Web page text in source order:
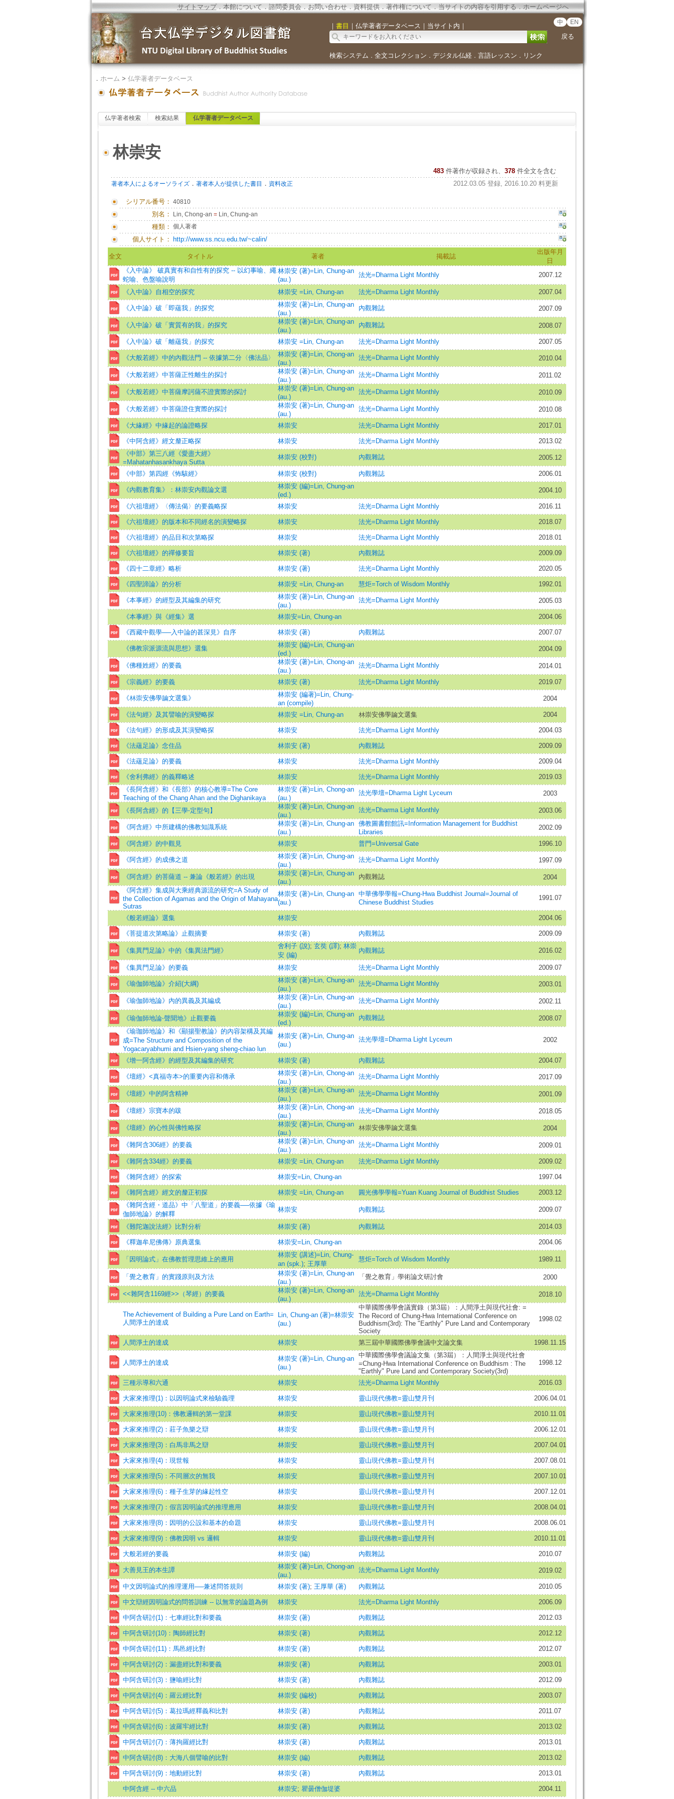
サイトマップ．本館について．諮問委員会． お問い合わせ． 資料提供．著作権について．当サイトの内容を引用する．ホームページへ
｜ 書目 ｜ 仏学著者データベース ｜ 当サイト内 ｜ 中 EN
戻る
検索システム ． 全文コレクション ． デジタル仏経． 言語レッスン ． リンク
． ホーム > 仏学著者データベース
仏学著者検索 検索結果 仏学著者データベース
林崇安
483 件著作が収録され、 378件全文を含む
著者本人によるオーソライズ． 著者本人が提供した書目 ． 資料改正 2012.03.05 登録, 2016.10.20 料更新
シリアル番号： 40810
別名： Lin, Chong-an =Lin, Chung-an
種類： 個人著者
個人サイト： http://www.ss.ncu.edu.tw/~calin/
全文 タイトル 著者 掲載誌
出版年月
日
《入中論》 破真實有和自性有的探究 -- 以幻事喻、繩
蛇喻、色盤喻說明
林崇安 (著)=Lin, Chung-an
(au.)
法光=Dharma Light Monthly 2007.12
《入中論》自相空的探究 林崇安 =Lin, Chung-an 法光=Dharma Light Monthly 2007.04
《入中論》破「即蘊我」的探究
林崇安 (著)=Lin, Chung-an
(au.)
內觀雜誌 2007.09
《入中論》破「實質有的我」的探究
林崇安 (著)=Lin, Chung-an
(au.)
內觀雜誌 2008.07
《入中論》破「離蘊我」的探究 林崇安 =Lin, Chung-an 法光=Dharma Light Monthly 2007.05
《大般若經》中的內觀法門 -- 依據第二分〈佛法品〉
林崇安 (著)=Lin, Chong-an
(au.)
法光=Dharma Light Monthly 2010.04
《大般若經》中菩薩正性離生的探討
林崇安 (著)=Lin, Chung-an
(au.)
法光=Dharma Light Monthly 2011.02
《大般若經》中菩薩摩訶薩不證實際的探討
林崇安 (著)=Lin, Chung-an
(au.)
法光=Dharma Light Monthly 2010.09
《大般若經》中菩薩證住實際的探討
林崇安 (著)=Lin, Chung-an
(au.)
法光=Dharma Light Monthly 2010.08
《大緣經》中緣起的論證略探 林崇安 法光=Dharma Light Monthly 2017.01
《中阿含經》經文釐正略探 林崇安 法光=Dharma Light Monthly
2013.02
《中部》第三八經《愛盡大經》
=Mahatanhasankhaya Sutta
林崇安 (校對) 內觀雜誌 2005.12
《中部》第四經《怖駭經》 林崇安 (校對) 內觀雜誌 2006.01
《內觀教育集》：林崇安內觀論文選
林崇安 (編)=Lin, Chung-an
(ed.)
2004.10
《六祖壇經》〈傳法偈〉的要義略探 林崇安 法光=Dharma Light Monthly 2016.11
《六祖壇經》的版本和不同經名的演變略探 林崇安 法光=Dharma Light Monthly 2018.07
《六祖壇經》的品目和次第略探 林崇安 法光=Dharma Light Monthly 2018.01
《六祖壇經》的禪修要旨 林崇安 (著) 內觀雜誌 2009.09
《四十二章經》略析 林崇安 (著) 法光=Dharma Light Monthly 2020.05
《四聖諦論》的分析 林崇安 =Lin, Chung-an 慧炬=Torch of Wisdom Monthly 1992.01
《本事經》的經型及其編集的研究
林崇安 (著)=Lin, Chung-an
(au.)
法光=Dharma Light Monthly 2005.03
《本事經》與《經集》選 林崇安=Lin, Chung-an 2004.06
《西藏中觀學──入中論的甚深見》自序 林崇安 (著) 內觀雜誌 2007.07
《佛教宗派源流與思想》選集
林崇安 (編)=Lin, Chung-an
(ed.)
2004.09
《佛種姓經》的要義
林崇安 (著)=Lin, Chong-an
(au.)
法光=Dharma Light Monthly 2014.01
《宗義經》的要義 林崇安 (著) 法光=Dharma Light Monthly 2019.07
《林崇安佛學論文選集》
林崇安 (編著)=Lin, Chung-
an (compile)
2004
《法句經》及其譬喻的演變略探 林崇安 =Lin, Chung-an 林崇安佛學論文選集 2004
《法句經》的形成及其演變略探 林崇安 法光=Dharma Light Monthly 2004.03
《法蘊足論》念住品 林崇安 (著) 內觀雜誌 2009.09
《法蘊足論》的要義 林崇安 法光=Dharma Light Monthly 2009.04
《舍利弗經》的義釋略述 林崇安 法光=Dharma Light Monthly
2019.03
《長阿含經》和《長部》的核心教導=The Core
Teaching of the Chang Ahan and the Dighanikaya
林崇安 (著)=Lin, Chong-an
(au.)
法光學壇=Dharma Light Lyceum 2003
《長阿含經》的【三學‧定型句】
林崇安 (著)=Lin, Chung-an
(au.)
法光=Dharma Light Monthly 2003.06
《阿含經》中所建構的佛教知識系統
林崇安 (著)=Lin, Chung-an
(au.)
佛教圖書館館訊=Information Management for Buddhist
Libraries
2002.09
《阿含經》的中觀見 林崇安 普門=Universal Gate 1996.10
《阿含經》的成佛之道
林崇安 (著)=Lin, Chung-an
(au.)
法光=Dharma Light Monthly 1997.09
《阿含經》的菩薩道 -- 兼論《般若經》的出現
林崇安 (著)=Lin, Chung-an
(au.)
內觀雜誌
2004
《阿含經》集成與大乘經典源流的研究=A Study of
the Collection of Agamas and the Origin of Mahayana
Sutras
林崇安 (著)=Lin, Chung-an
(au.)
中華佛學學報=Chung-Hwa Buddhist Journal=Journal of
Chinese Buddhist Studies
1991.07
《般若經論》選集 林崇安 2004.06
《菩提道次第略論》止觀摘要 林崇安 (著) 內觀雜誌 2009.09
《集異門足論》中的《集異法門經》
舍利子 (說); 玄奘 (譯); 林崇
安 (編)
內觀雜誌 2016.02
《集異門足論》的要義 林崇安 法光=Dharma Light Monthly 2009.07
《瑜伽師地論》介紹(大綱)
林崇安 (著)=Lin, Chung-an
(au.)
法光=Dharma Light Monthly 2003.01
《瑜伽師地論》內的異義及其編成
林崇安 (著)=Lin, Chung-an
(au.)
法光=Dharma Light Monthly 2002.11
《瑜伽師地論‧聲聞地》止觀要義
林崇安 (編)=Lin, Chung-an
(ed.)
內觀雜誌
2008.07
《瑜珈師地論》和《顯揚聖教論》的內容架構及其編
成=The Structure and Composition of the
Yogacaryabhumi and Hsien-yang sheng-chiao lun
林崇安 (著)=Lin, Chung-an
(au.)
法光學壇=Dharma Light Lyceum 2002
《增一阿含經》的經型及其編集的研究 林崇安 (著) 內觀雜誌 2004.07
《壇經》<真福寺本>的重要內容和傳承
林崇安 (著)=Lin, Chong-an
(au.)
法光=Dharma Light Monthly 2017.09
《壇經》中的阿含精神
林崇安 (著)=Lin, Chung-an
(au.)
法光=Dharma Light Monthly 2001.09
《壇經》宗寶本的跋
林崇安 (著)=Lin, Chong-an
(au.)
法光=Dharma Light Monthly 2018.05
《壇經》的心性與佛性略探
林崇安 (著)=Lin, Chung-an
(au.)
林崇安佛學論文選集 2004
《雜阿含306經》的要義
林崇安 (著)=Lin, Chung-an
(au.)
法光=Dharma Light Monthly 2009.01
《雜阿含334經》的要義 林崇安 =Lin, Chung-an 法光=Dharma Light Monthly 2009.02
《雜阿含經》的探索 林崇安=Lin, Chung-an 1997.04
《雜阿含經》經文的釐正初探 林崇安 =Lin, Chung-an 圓光佛學學報=Yuan Kuang Journal of Buddhist Studies
2003.12
《雜阿含經・道品》中「八聖道」的要義──依據《瑜
伽師地論》的解釋
林崇安 內觀雜誌 2009.07
《難陀迦說法經》比對分析 林崇安 (著) 內觀雜誌 2014.03
《釋迦牟尼佛傳》原典選集 林崇安=Lin, Chung-an 2004.06
「因明論式」在佛教哲理思維上的應用
林崇安 (講述)=Lin, Chung-
an (spk.); 王厚華
慧炬=Torch of Wisdom Monthly 1989.11
「覺之教育」的實踐原則及方法
林崇安 (著)=Lin, Chung-an
(au.)
「覺之教育」學術論文研討會 2000
<<雜阿含1169經>>（琴經）的要義
林崇安 (著)=Lin, Chong-an
(au.)
法光=Dharma Light Monthly 2018.10
The Achievement of Building a Pure Land on Earth=
人間淨土的達成
Lin, Chung-an (著)=林崇安
(au.)
中華國際佛學會議實錄（第3屆）：人間淨土與現代社會: =
The Record of Chung-Hwa International Conference on
Buddhism(3rd): The "Earthly" Pure Land and Contemporary
Society
1998.02
人間淨土的達成 林崇安 第三屆中華國際佛學會議中文論文集 1998.11.15
人間淨土的達成
林崇安 (著)=Lin, Chung-an
(au.)
中華國際佛學會議論文集（第3屆）：人間淨土與現代社會
=Chung-Hwa International Conference on Buddhism : The
"Earthly" Pure Land and Contemporary Society(3rd)
1998.12
三種示導和六通 林崇安 法光=Dharma Light Monthly 2016.03
大家來推理(1)：以因明論式來檢驗義理 林崇安 靈山現代佛教=靈山雙月刊 2006.04.01
大家來推理(10)：佛教邏輯的第一堂課 林崇安 靈山現代佛教=靈山雙月刊 2010.11.01
大家來推理(2)：莊子魚樂之辯 林崇安 靈山現代佛教=靈山雙月刊 2006.12.01
大家來推理(3)：白馬非馬之辯 林崇安 靈山現代佛教=靈山雙月刊 2007.04.01
大家來推理(4)：現世報 林崇安 靈山現代佛教=靈山雙月刊 2007.08.01
大家來推理(5)：不同層次的無我 林崇安 靈山現代佛教=靈山雙月刊 2007.10.01
大家來推理(6)：種子生芽的緣起性空 林崇安 靈山現代佛教=靈山雙月刊 2007.12.01
大家來推理(7)：假言因明論式的推理應用 林崇安 靈山現代佛教=靈山雙月刊 2008.04.01
大家來推理(8)：因明的公設和基本的命題 林崇安 靈山現代佛教=靈山雙月刊 2008.06.01
大家來推理(9)：佛教因明 vs 邏輯 林崇安 靈山現代佛教=靈山雙月刊 2010.11.01
大般若經的要義 林崇安 (編) 內觀雜誌 2010.07
大善見王的本生譚
林崇安 (著)=Lin, Chong-an
(au.)
法光=Dharma Light Monthly 2019.02
中文因明論式的推理運用──兼述問答規則 林崇安 (著); 王厚華 (著) 內觀雜誌 2010.05
中文辯經因明論式的問答訓練 -- 以無常的論題為例 林崇安 法光=Dharma Light Monthly 2006.09
中阿含研討(1)：七車經比對和要義 林崇安 (著) 內觀雜誌 2012.03
中阿含研討(10)：陶師經比對 林崇安 (著) 內觀雜誌 2012.12
中阿含研討(11)：馬邑經比對 林崇安 (著) 內觀雜誌 2012.07
中阿含研討(2)：漏盡經比對和要義 林崇安 (著) 內觀雜誌 2003.01
中阿含研討(3)：鹽喻經比對 林崇安 (著) 內觀雜誌 2012.09
中阿含研討(4)：羅云經比對 林崇安 (編校) 內觀雜誌 2003.07
中阿含研討(5)：葛拉瑪經釋義和比對 林崇安 (著) 內觀雜誌 2011.07
中阿含研討(6)：波羅牢經比對 林崇安 (著) 內觀雜誌 2013.02
中阿含研討(7)：薄拘羅經比對 林崇安 (著) 內觀雜誌 2013.01
中阿含研討(8)：大海八個譬喻的比對 林崇安 (編) 內觀雜誌 2013.02
中阿含研討(9)：地動經比對 林崇安 (著) 內觀雜誌 2013.01
中阿含經 -- 中六品 林崇安; 瞿曇僧伽堤婆 2004.11